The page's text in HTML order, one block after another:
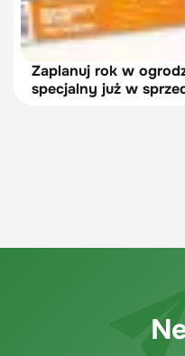
trawnika, oczka
majsterkowanie i
To wydanie jest nie
Zaplanuj rok w
specjalny już w